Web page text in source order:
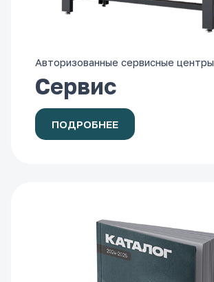
Авторизованные сервисные центры
Сервис
ПОДРОБНЕЕ